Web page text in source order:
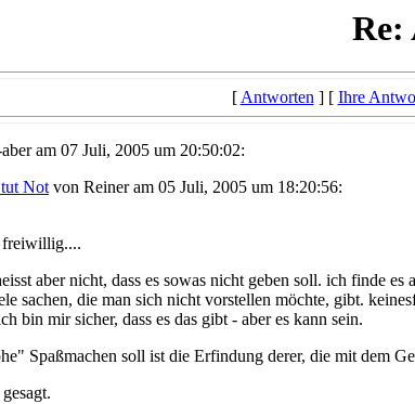
Re:
[Antworten] [ Ihre
am 07 Juli, 2005 um 20:50:02:
Notvon Reiner am 05 Juli, 2005 um 18:20:56:
freiwillig....
aber nicht, dass es sowas nicht geben soll. ich finde
sachen, die man sich nicht vorstellen möchte, gibt.
bin mir sicher, dass es das gibt - aber es kann sein.
Spaßmachen soll ist die Erfindung derer, die mit dem